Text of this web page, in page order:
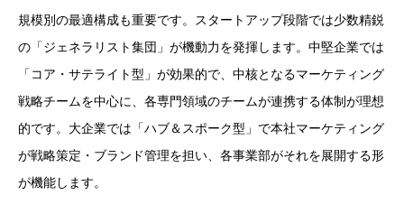
規模別の最適構成も重要です。スタートアップ段階では少数精鋭
の「ジェネラリスト集団」が機動力を発揮します。中堅企業では
「コア・サテライト型」が効果的で、中核となるマーケティング
戦略チームを中心に、各専門領域のチームが連携する体制が理想
的です。大企業では「ハブ＆スポーク型」で本社マーケティング
が戦略策定・ブランド管理を担い、各事業部がそれを展開する形
が機能します。